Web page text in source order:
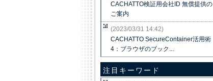
CACHATTO検証用会社ID 無償提供の
ご案内
(2023/03/31 14:42)
CACHATTO SecureContainer活用術
4：ブラウザのブック...
注目キーワード